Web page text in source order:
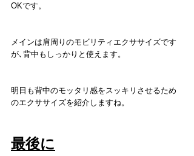
OKです。
メインは肩周りのモビリティエクササイズです
が､背中もしっかりと使えます。
明日も背中のモッタリ感をスッキリさせるため
のエクササイズを紹介しますね。
最後に